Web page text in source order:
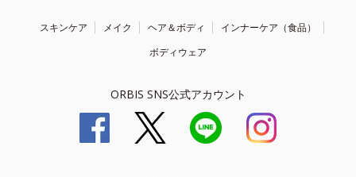
スキンケア メイク ヘア＆ボディ
インナーケア（食品）
ボディウェア
ORBIS SNS公式アカウント